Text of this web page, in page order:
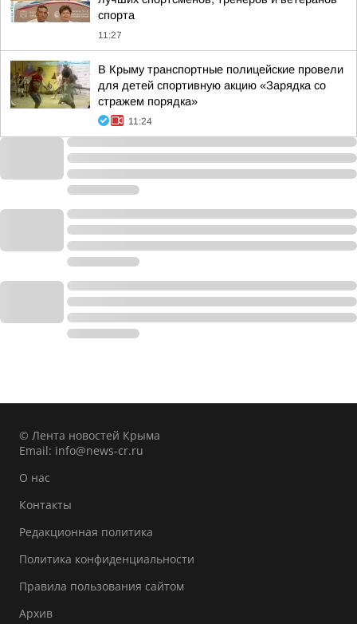
спорта
11:27
В Крыму транспортные полицейские провели
для детей спортивную акцию «Зарядка со
стражем порядка»
11:24
© Лента новостей Крыма
Email: info@news-cr.ru
О нас
Контакты
Редакционная политика
Политика конфиденциальности
Правила пользования сайтом
Архив